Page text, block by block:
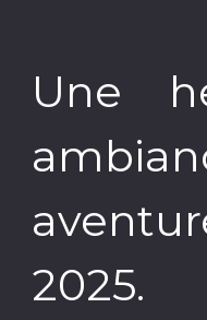
Une
2025.